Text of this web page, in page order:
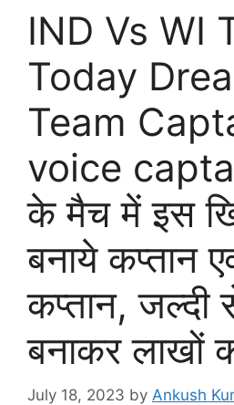
IND Vs WI
Today
Team
voice
के मैच में इस
बनाये कप्तान
कप्तान, जल्दी
बनाकर लाखों
July 18, 2023 by Ankush